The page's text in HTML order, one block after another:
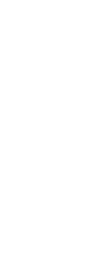
с фланцем